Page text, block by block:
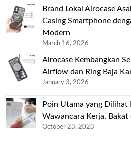
Brand Lokal Airocase
Casing Smartphone
Modern
March 16, 2026
Airocase Kembangkan
Airflow dan Ring Baja
January 3, 2026
Poin Utama yang Dilihat
Wawancara Kerja, Bakat
October 23, 2023